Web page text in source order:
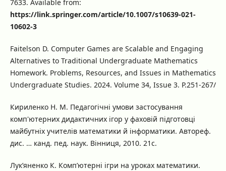
7633. Available from:
https://link.springer.com/article/10.1007/s10639-021-
10602-3
Faitelson D. Computer Games are Scalable and Engaging
Alternatives to Traditional Undergraduate Mathematics
Homework. Problems, Resources, and Issues in Mathematics
Undergraduate Studies. 2024. Volume 34, Issue 3. P.251-267/
Кириленко Н. М. Педагогічні умови застосування
комп'ютерних дидактичних ігор у фаховій підготовці
майбутніх учителів математики й інформатики. Автореф.
дис. … канд. пед. наук. Вінниця, 2010. 21с.
Лук’яненко К. Комп’ютерні ігри на уроках математики.